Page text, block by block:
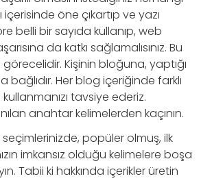
içerisinde öne çıkartıp ve yazı
belli bir sayıda kullanıp, web
da katkı sağlamalısınız. Bu
Kişinin bloğuna, yaptığı
bağlıdır. Her blog içeriğinde farklı
tavsiye ederiz.
anahtar kelimelerden kaçının.
popüler olmuş, ilk
imkansız olduğu kelimelere boşa
Tabii ki hakkında içerikler üretin